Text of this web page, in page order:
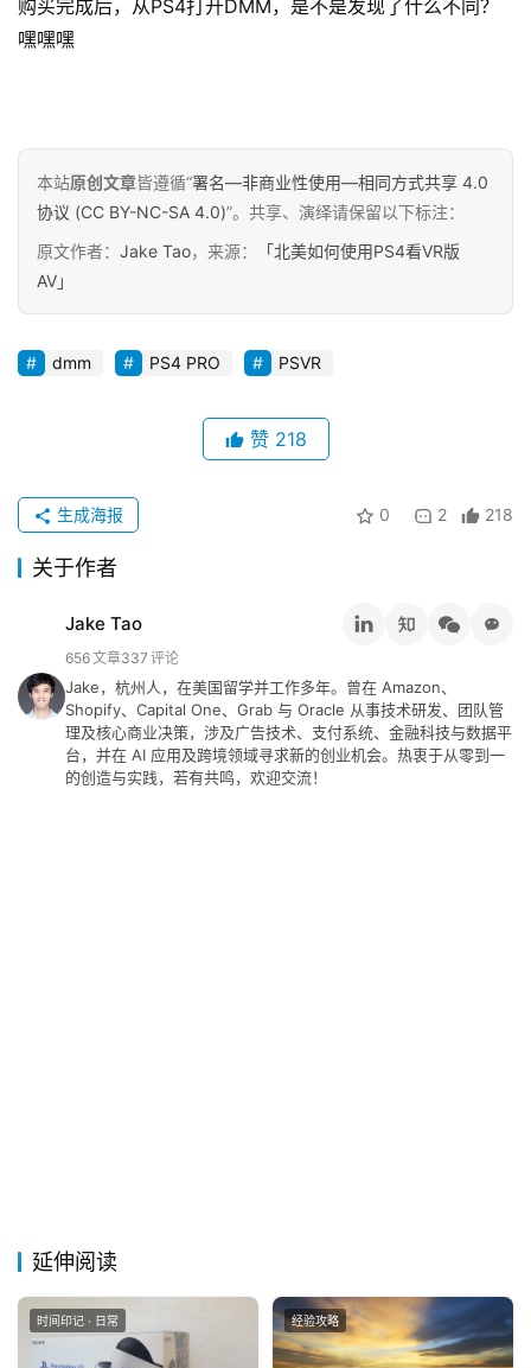
专
业
动
态
碎
具
关
言
注册
购买完成后，从PS4打开DMM，是不是发现了什么不同？
嘿嘿嘿
本站原创文章皆遵循“署名—非商业性使用—相同方式共享 4.0
协议 (CC BY-NC-SA 4.0)”。共享、演绎请保留以下标注：
原文作者： Jake Tao，来源：
「北美如何使用PS4看VR版
AV」
dmm PS4 PRO PSVR
赞 218
0 2 218
生成海报
关于作者
Jake Tao
656文章337 评论
Jake，杭州人，在美国留学并工作多年。曾在 Amazon、
Shopify、Capital One、Grab 与 Oracle 从事技术研发、团队管
理及核心商业决策，涉及广告技术、支付系统、金融科技与数据平
台，并在 AI 应用及跨境领域寻求新的创业机会。热衷于从零到一
的创造与实践，若有共鸣，欢迎交流！
延伸阅读
时间印记 · 日常 经验攻略